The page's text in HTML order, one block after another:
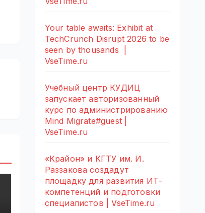
Your table awaits: Exhibit at
TechCrunch Disrupt 2026 to be
seen by thousands |
VseTime.ru
Учебный центр КУДИЦ
запускает авторизованный
курс по администрированию
Mind Migrate#guest |
VseTime.ru
«Крайон» и КГТУ им. И.
Раззакова создадут
площадку для развития ИТ-
компетенций и подготовки
специалистов | VseTime.ru